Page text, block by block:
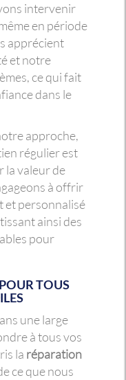
intervenir
en période
apprécient
et notre
ce qui fait
dans le
approche,
régulier est
la valeur de
à offrir
et personnalisé
ainsi des
pour
TOUS
une large
à tous vos
la réparation
ce que nous